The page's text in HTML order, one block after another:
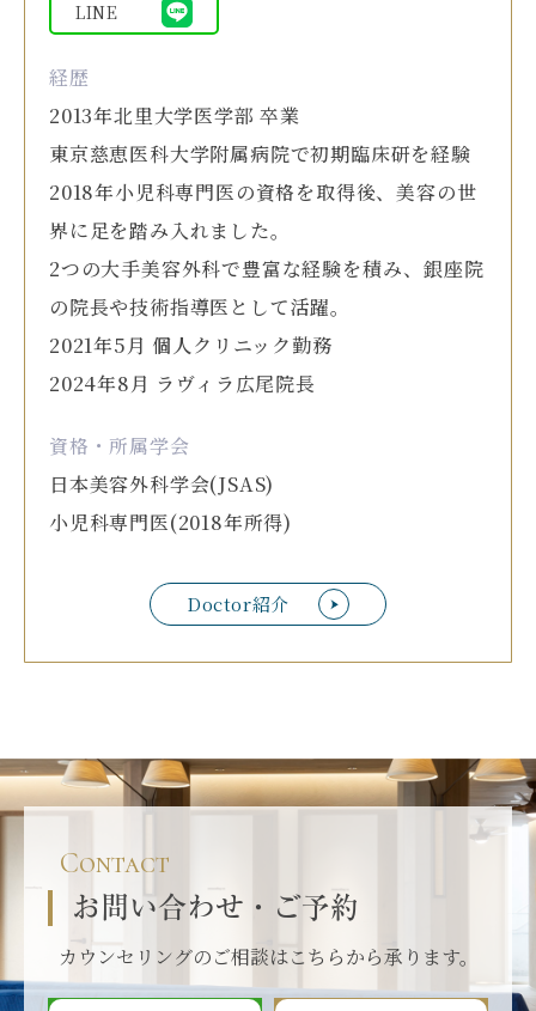
Doctor紹介
LINE
経歴
2013年北里大学医学部 卒業
東京慈恵医科大学附属病院で初期臨床研を経験
2018年小児科専門医の資格を取得後、美容の世
界に足を踏み入れました。
2つの大手美容外科で豊富な経験を積み、銀座院
の院長や技術指導医として活躍。
2021年5月 個人クリニック勤務
2024年8月 ラヴィラ広尾院長
資格・所属学会
日本美容外科学会(JSAS)
小児科専門医(2018年所得)
Contact
お問い合わせ・ご予約
カウンセリングのご相談はこちらから承ります。